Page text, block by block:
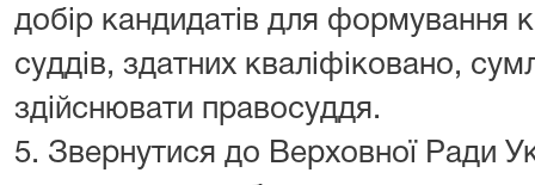
добір кандидатів для формування
суддів, здатних кваліфіковано,
здійснювати правосуддя.
5. Звернутися до Верховної Ради